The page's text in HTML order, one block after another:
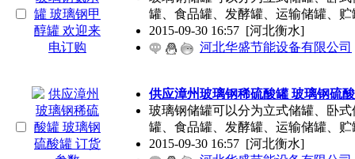
罐、食品罐、发酵罐、运输储罐、贮
2015-09-30 16:57 [河北衡水]
河北华盛节能设备有限公司
供应漳州玻璃钢稀硫酸罐 玻璃钢硫
玻璃钢储罐可以分为立式储罐、卧
罐、食品罐、发酵罐、运输储罐、贮
2015-09-30 16:57 [河北衡水]